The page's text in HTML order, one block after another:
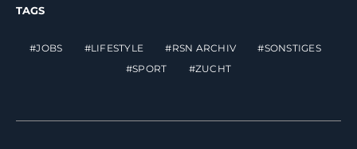
TAGS
JOBS LIFESTYLE RSN ARCHIV
SONSTIGES
SPORT
ZUCHT